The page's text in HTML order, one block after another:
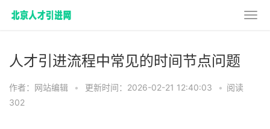
人才引进流程中常见的时间节点问题
作者：网站编辑 • 更新时间：2026-02-21 12:40:03 • 阅读
302